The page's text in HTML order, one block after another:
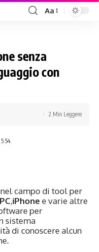
Aa
senza
con
2 Min Leggere
campo di tool per
PC,iPhonee varie altre
per
sistema
di conoscere alcun